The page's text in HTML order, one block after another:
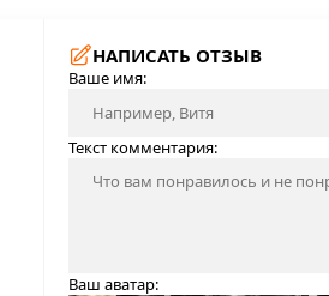
НАПИСАТЬ ОТЗЫВ
Ваше имя:
Текст комментария:
Ваш аватар: